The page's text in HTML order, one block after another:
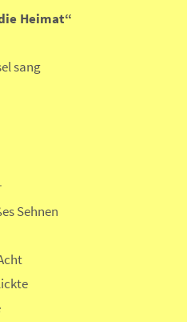
Heimat“
sang
Sehnen